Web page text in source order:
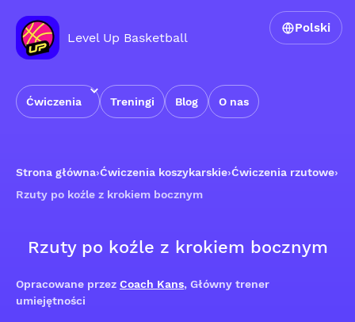
Level Up Basketball
Ćwiczenia Treningi Blog O nas
Polski
Strona główna›Ćwiczenia koszykarskie›Ćwiczenia rzutowe›
Rzuty po koźle z krokiem bocznym
Rzuty po koźle z krokiem bocznym
Opracowane przez Coach Kans, Główny trener
umiejętności